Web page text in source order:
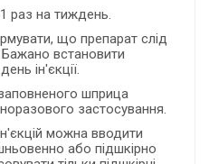
раз на тиждень.
що препарат слід
встановити
ін'єкції.
шприца
застосування.
можна вводити
або підшкірно